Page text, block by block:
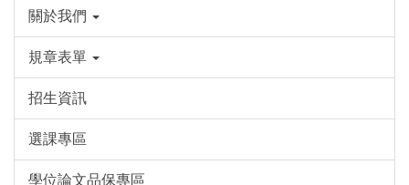
關於我們
規章表單
招生資訊
選課專區
學位論文品保專區